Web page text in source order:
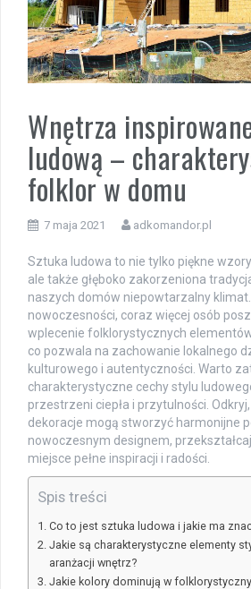
Wnętrza
ludową –
folklor w domu
7 maja 2021 adkomandor.pl
Sztuka ludowa to nie tylko piękne
ale także głęboko zakorzeniona
naszych domów niepowtarzalny klimat.
nowoczesności, coraz więcej osób
wplecenie folklorystycznych
co pozwala na zachowanie lokalnego
kulturowego i autentyczności. Warto
charakterystyczne cechy stylu
przestrzeni ciepła i przytulności.
dekoracje mogą stworzyć harmonijne
nowoczesnym designem,
miejsce pełne inspiracji i radości.
Spis treści
Co to jest sztuka ludowa i jakie ma
Jakie są charakterystyczne elementy
aranżacji wnętrz?
Jakie kolory dominują w